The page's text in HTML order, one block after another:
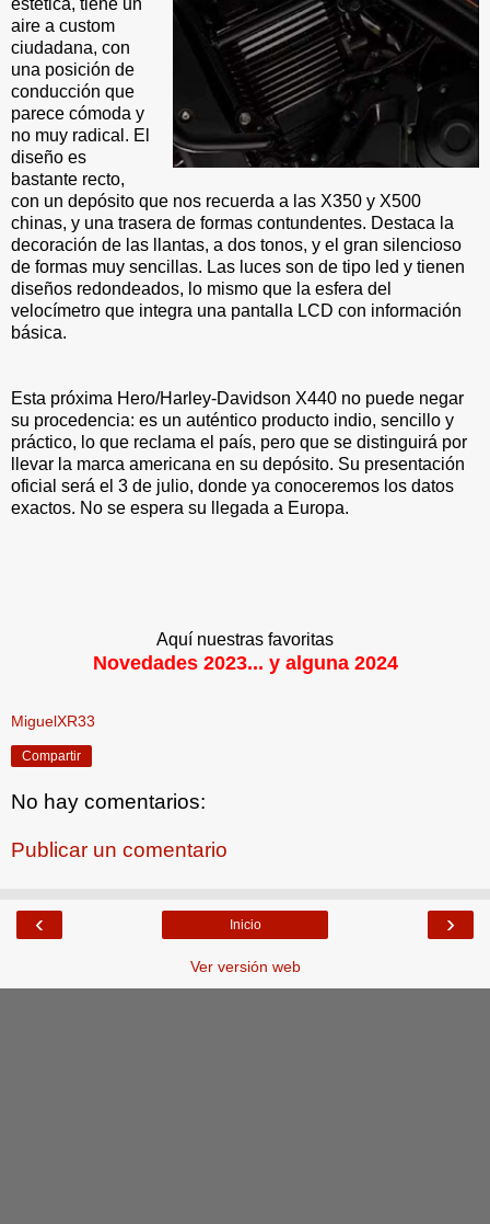
aire a custom
ciudadana, con
una posición de
conducción que
parece cómoda y
no muy radical. El
diseño es
bastante recto,
con un depósito que nos recuerda a las X350 y X500
chinas, y una trasera de formas contundentes. Destaca la
decoración de las llantas, a dos tonos, y el gran silencioso
de formas muy sencillas. Las luces son de tipo led y tienen
diseños redondeados, lo mismo que la esfera del
velocímetro que integra una pantalla LCD con información
básica.
Esta próxima Hero/Harley-Davidson X440 no puede negar
su procedencia: es un auténtico producto indio, sencillo y
práctico, lo que reclama el país, pero que se distinguirá por
llevar la marca americana en su depósito. Su presentación
oficial será el 3 de julio, donde ya conoceremos los datos
exactos. No se espera su llegada a Europa.
Aquí nuestras favoritas
Novedades 2023... y alguna 2024
MiguelXR33
Compartir
No hay comentarios:
Publicar un comentario
‹ ›
Inicio
Ver versión web